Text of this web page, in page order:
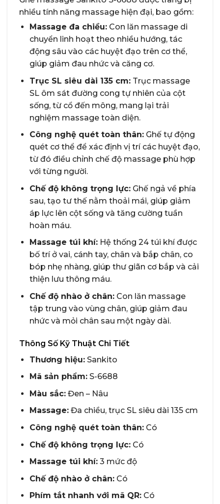
nhiều tính năng massage hiện đại, bao gồm:
Massage đa chiều:Con lăn massage di
chuyển linh hoạt theo nhiều hướng, tác
động sâu vào các huyệt đạo trên cơ thể,
giúp giảm đau nhức và căng cơ.
Trục SL siêu dài 135 cm:Trục massage
SL ôm sát đường cong tự nhiên của cột
sống, từ cổ đến mông, mang lại trải
nghiệm massage toàn diện.
Công nghệ quét toàn thân:Ghế tự động
quét cơ thể để xác định vị trí các huyệt đạo,
từ đó điều chỉnh chế độ massage phù hợp
với từng người.
Chế độ không trọng lực:Ghế ngả về phía
sau, tạo tư thế nằm thoải mái, giúp giảm
áp lực lên cột sống và tăng cường tuần
hoàn máu.
Massage túi khí:Hệ thống 24 túi khí được
bố trí ở vai, cánh tay, chân và bắp chân, co
bóp nhẹ nhàng, giúp thư giãn cơ bắp và cải
thiện lưu thông máu.
Chế độ nhào ở chân:Con lăn massage
tập trung vào vùng chân, giúp giảm đau
nhức và mỏi chân sau một ngày dài.
Thông Số Kỹ Thuật Chi Tiết
Thương hiệu:Sankito
Mã sản phẩm:S-6688
Màu sắc:Đen – Nâu
Massage:Đa chiều, trục SL siêu dài 135 cm
Công nghệ quét toàn thân:Có
Chế độ không trọng lực:Có
Massage túi khí:3 mức độ
Chế độ nhào ở chân:Có
Phím tắt nhanh với mã QR:Có